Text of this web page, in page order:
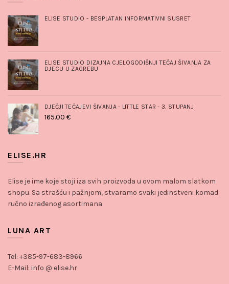
ELISE STUDIO - BESPLATAN INFORMATIVNI SUSRET
ELISE STUDIO DIZAJNA CJELOGODIŠNJI TEČAJ ŠIVANJA ZA
DJECU U ZAGREBU
DJEČJI TEČAJEVI ŠIVANJA - LITTLE STAR - 3. STUPANJ
165.00 €
ELISE.HR
Elise je ime koje stoji iza svih proizvoda u ovom malom slatkom
shopu. Sa strašću i pažnjom, stvaramo svaki jedinstveni komad
ručno izrađenog asortimana
LUNA ART
Tel: +385-97-683-8966
E-Mail: info @ elise.hr